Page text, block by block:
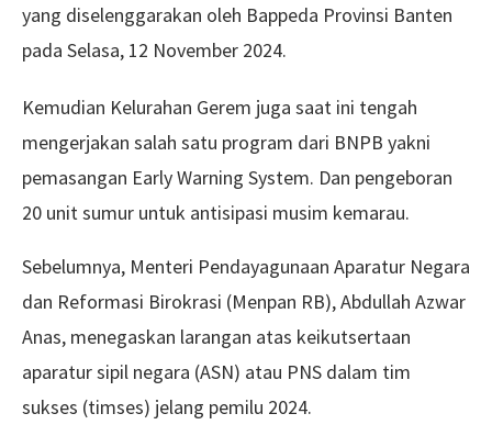
yang diselenggarakan oleh Bappeda Provinsi Banten
pada Selasa, 12 November 2024.
Kemudian Kelurahan Gerem juga saat ini tengah
mengerjakan salah satu program dari BNPB yakni
pemasangan Early Warning System. Dan pengeboran
20 unit sumur untuk antisipasi musim kemarau.
Sebelumnya, Menteri Pendayagunaan Aparatur Negara
dan Reformasi Birokrasi (Menpan RB), Abdullah Azwar
Anas, menegaskan larangan atas keikutsertaan
aparatur sipil negara (ASN) atau PNS dalam tim
sukses (timses) jelang pemilu 2024.